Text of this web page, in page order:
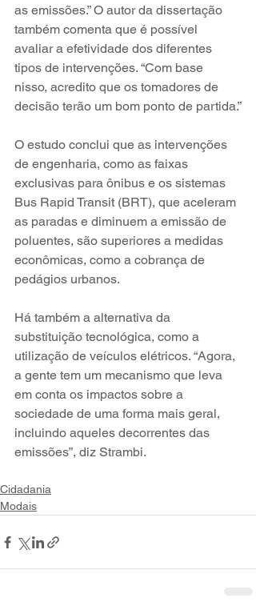
as emissões.” O autor da dissertação
também comenta que é possível
avaliar a efetividade dos diferentes
tipos de intervenções. “Com base
nisso, acredito que os tomadores de
decisão terão um bom ponto de partida.”
O estudo conclui que as intervenções
de engenharia, como as faixas
exclusivas para ônibus e os sistemas
Bus Rapid Transit (BRT), que aceleram
as paradas e diminuem a emissão de
poluentes, são superiores a medidas
econômicas, como a cobrança de
pedágios urbanos.
Há também a alternativa da
substituição tecnológica, como a
utilização de veículos elétricos. “Agora,
a gente tem um mecanismo que leva
em conta os impactos sobre a
sociedade de uma forma mais geral,
incluindo aqueles decorrentes das
emissões”, diz Strambi.
Cidadania
Modais